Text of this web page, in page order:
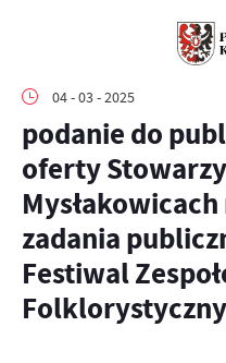
04 - 03 - 2025
podanie do
oferty
zadania
Festiwal